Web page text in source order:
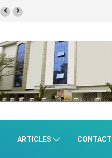
ARTICLES CONTACT